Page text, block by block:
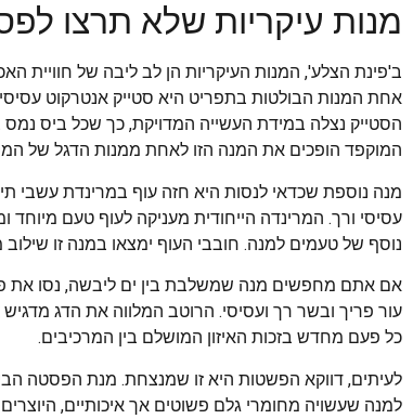
מנות עיקריות שלא תרצו
ב'פינת הצלע', המנות העיקריות הן לב ליבה של חוויית
אחת המנות הבולטות בתפריט היא סטייק אנטרקוט
הסטייק נצלה במידת העשייה המדויקת, כך שכל ביס
המוקפד הופכים את המנה הזו לאחת ממנות הדגל של
מנה נוספת שכדאי לנסות היא חזה עוף במרינדת עשבי
עסיסי ורך. המרינדה הייחודית מעניקה לעוף טעם
נוסף של טעמים למנה. חובבי העוף ימצאו במנה זו
אם אתם מחפשים מנה שמשלבת בין ים ליבשה, נסו את
עור פריך ובשר רך ועסיסי. הרוטב המלווה את הדג
כל פעם מחדש בזכות האיזון המושלם בין המרכיבים.
לעיתים, דווקא הפשטות היא זו שמנצחת. מנת הפסטה
למנה שעשויה מחומרי גלם פשוטים אך איכותיים,